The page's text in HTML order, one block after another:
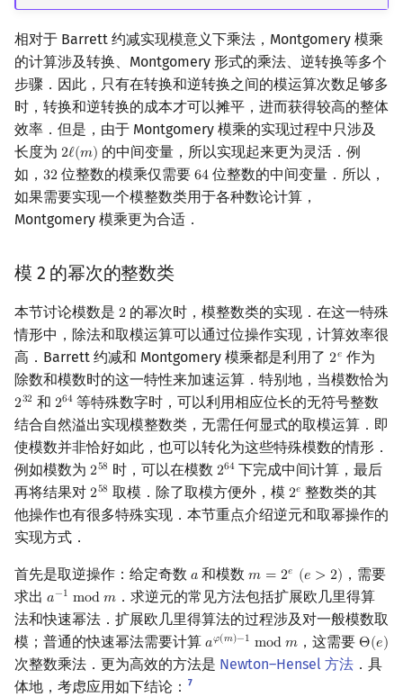
相对于 Barrett 约减实现模意义下乘法，Montgomery 模乘
的计算涉及转换、Montgomery 形式的乘法、逆转换等多个
步骤．因此，只有在转换和逆转换之间的模运算次数足够多
时，转换和逆转换的成本才可以摊平，进而获得较高的整体
效率．但是，由于 Montgomery 模乘的实现过程中只涉及
长度为 2ℓ(𝑚)
2ℓ(m) 的中间变量，所以实现起来更为灵活．例
如， 32
32 位整数的模乘仅需要 64
64 位整数的中间变量．所以，
如果需要实现一个模整数类用于各种数论计算，
Montgomery 模乘更为合适．
模 2 的幂次的整数类
本节讨论模数是 2
2 的幂次时，模整数类的实现．在这一特殊
情形中，除法和取模运算可以通过位操作实现，计算效率很
高．Barrett 约减和 Montgomery 模乘都是利用了 2𝑒
2e 作为
除数和模数时的这一特性来加速运算．特别地，当模数恰为
232
232 和 264
264等特殊数字时，可以利用相应位长的无符号整数
结合自然溢出实现模整数类，无需任何显式的取模运算．即
使模数并非恰好如此，也可以转化为这些特殊模数的情形．
例如模数为 258
258 时，可以在模数 264
264 下完成中间计算，最后
再将结果对 258
258 取模．除了取模方便外，模 2𝑒
2e 整数类的其
他操作也有很多特殊实现．本节重点介绍逆元和取幂操作的
实现方式．
首先是取逆操作：给定奇数 𝑎
a 和模数𝑚 = 2𝑒 (𝑒 > 2)
m =2e (e>2 )
，需要
求出 𝑎−1 mod𝑚
a 1 modm
．求逆元的常见方法包括扩展欧几里得算
法和快速幂法．扩展欧几里得算法的过程涉及对一般模数取
模；普通的快速幂法需要计算 𝑎𝜑(𝑚)−1 mod𝑚
aφ(m − 1modm ，这需要 Θ(𝑒)
Θ(e)
次整数乘法．更为高效的方法是 Newton–Hensel 方法 ．具
体地，考虑应用如下结论：
7